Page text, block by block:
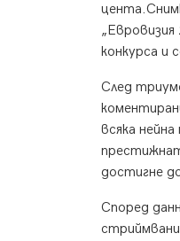
конкурса и
След
всяка
достигне
Според